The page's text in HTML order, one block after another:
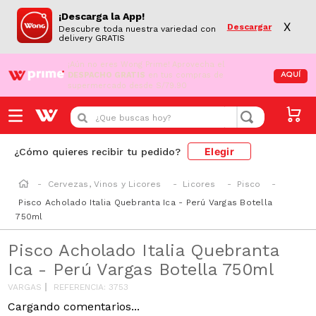
¡Descarga la App!
Descubre toda nuestra variedad con
delivery GRATIS
Descargar X
¡Aún no eres Wong Prime! Aprovecha el
DESPACHO GRATIS en tus compras de
supermercado desde S/79.90
AQUÍ
¿Que buscas hoy?
¿Cómo quieres recibir tu pedido? Elegir
Cervezas, Vinos y Licores Licores
Pisco
Pisco Acholado Italia Quebranta Ica - Perú Vargas Botella
750ml
Pisco Acholado Italia Quebranta
Ica - Perú Vargas Botella 750ml
VARGAS REFERENCIA: 3753
Cargando comentarios...